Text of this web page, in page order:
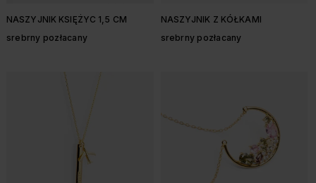
NASZYJNIK KSIĘŻYC 1,5 CM
srebrny pozłacany
NASZYJNIK Z KÓŁKAMI
srebrny pozłacany